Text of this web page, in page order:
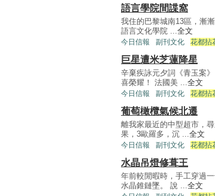
語言學院間諜窩
我住的巴黎城南13區，漸
語言文化學院 ...全文
今日信報 副刊文化 花都拈
巨星遭米芝蓮降星
辛棄疾詠元夕詞《青玉案
喜榮耀！ 法國美 ...全文
今日信報 副刊文化 花都拈
葡萄橄欖氣候北遷
離我家最近的中型超市，
果，3歐羅多，沉 ...全文
今日信報 副刊文化 花都拈
水晶吊燈修葺王
年前較閒暇時，手工穿過
水晶錐鏈墜。 說 ...全文